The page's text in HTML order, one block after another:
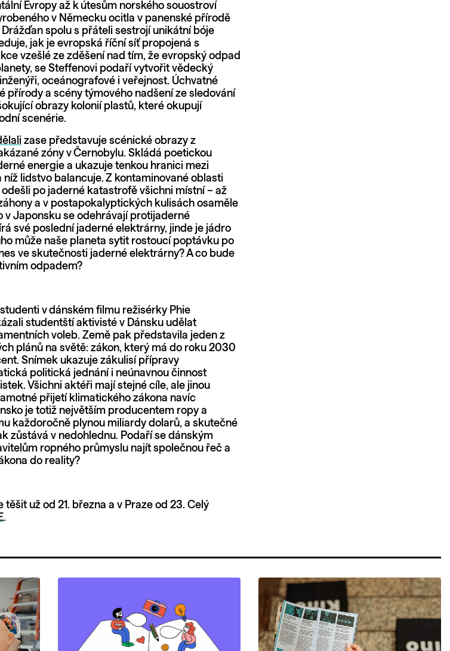
Evropy až k útesům norského souostroví
v Německu ocitla v panenské přírodě
spolu s přáteli sestrojí unikátní bóje
jak je evropská říční síť propojená s
vzešlé ze zděšení nad tím, že evropský odpad
se Steffenovi podaří vytvořit vědecký
oceánografové i veřejnost. Úchvatné
přírody a scény týmového nadšení ze sledování
obrazy kolonií plastů, které okupují
scenérie.
zase představuje scénické obrazy z
zóny v Černobylu. Skládá poetickou
energie a ukazuje tenkou hranici mezi
lidstvo balancuje. Z kontaminované oblasti
po jaderné katastrofě všichni místní – až
a v postapokalyptických kulisách osaměle
v Japonsku se odehrávají protijaderné
své poslední jaderné elektrárny, jinde je jádro
může naše planeta sytit rostoucí poptávku po
ve skutečnosti jaderné elektrárny? A co bude
odpadem?
v dánském filmu režisérky Phie
studentští aktivisté v Dánsku udělat
voleb. Země pak představila jeden z
plánů na světě: zákon, který má do roku 2030
Snímek ukazuje zákulisí přípravy
politická jednání i neúnavnou činnost
Všichni aktéři mají stejné cíle, ale jinou
přijetí klimatického zákona navíc
je totiž největším producentem ropy a
každoročně plynou miliardy dolarů, a skutečné
zůstává v nedohlednu. Podaří se dánským
ropného průmyslu najít společnou řeč a
do reality?
už od 21. března a v Praze od 23. Celý
.